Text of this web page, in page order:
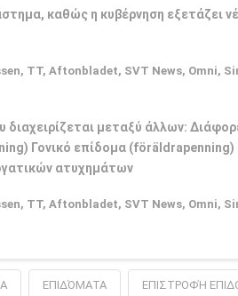
καθώς η κυβέρνηση εξετάζει
TT, Aftonbladet, SVT News, Omni,
μεταξύ άλλων:
Γονικό επίδομα
ατυχημάτων
TT, Aftonbladet, SVT News, Omni,
ΕΠΙΔΌΜΑΤΑ ΕΠΙΣΤΡΟΦΉ